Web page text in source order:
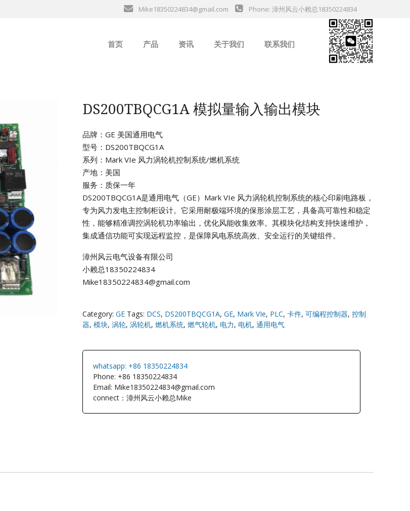
Mike18350224834@gmail.com Phone: 漳州风云小赖总18350224834
首页 产品
EMERSON
AMAT
Bently Nevada
EATON
Enterasys
EPRO
FOXBORO
HIMA
Kawasaki
资讯 关于我们 联系我们
DS200TBQCG1A 模拟量输入输出模块
品牌：GE 美国通用电气
型号：DS200TBQCG1A
系列：Mark VIe 风力涡轮机控制系统/燃机系统
产地：美国
服务：质保一年
DS200TBQCG1A是通用电气（GE）Mark VIe 风力涡轮机控制系统的核心印刷电路板，
专为风力发电主控制柜设计。它采用耐极端环境的保形涂层工艺，具备高可靠性和稳定
性，能够精准调控涡轮机功率输出，优化风能收集效率。其模块化结构支持快速维护，
集成通信功能可实现远程监控，是保障风电系统高效、安全运行的关键组件。
漳州风云电气设备有限公司
小赖总18350224834
Mike18350224834@gmail.com
Category: GE Tags: DCS, DS200TBQCG1A, GE, Mark VIe, PLC, 卡件, 可编程控制器, 控制
器, 模块, 涡轮, 涡轮机, 燃机系统, 燃气轮机, 电力, 电机, 通用电气
whatsapp: +86 18350224834
Phone: +86 18350224834
Email: Mike18350224834@gmail.com
connect：漳州风云小赖总Mike